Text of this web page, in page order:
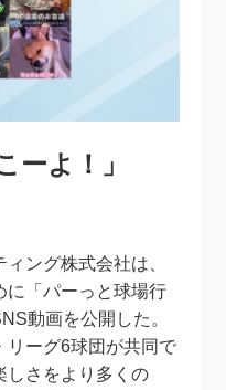
ーよ！」
ング株式会社は、
に「パーっと球場行
動画を公開した。
リーグ6球団が共同で
しさをより多くの